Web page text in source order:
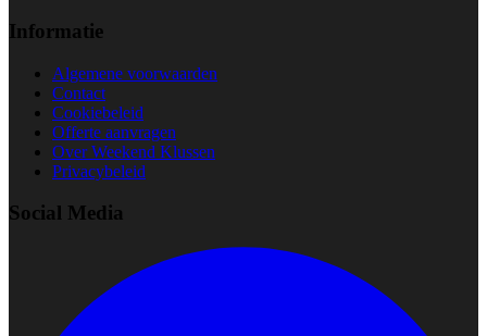
Informatie
Algemene voorwaarden
Contact
Cookiebeleid
Offerte aanvragen
Over Weekend Klussen
Privacybeleid
Social Media